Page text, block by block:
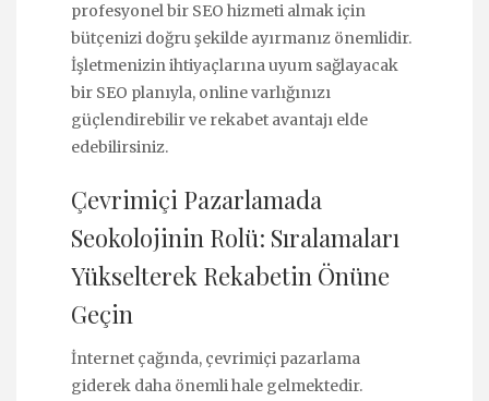
profesyonel bir SEO hizmeti almak için
bütçenizi doğru şekilde ayırmanız önemlidir.
İşletmenizin ihtiyaçlarına uyum sağlayacak
bir SEO planıyla, online varlığınızı
güçlendirebilir ve rekabet avantajı elde
edebilirsiniz.
Çevrimiçi Pazarlamada
Seokolojinin Rolü: Sıralamaları
Yükselterek Rekabetin Önüne
Geçin
İnternet çağında, çevrimiçi pazarlama
giderek daha önemli hale gelmektedir.